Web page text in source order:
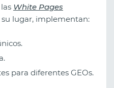
White Pages
lugar, implementan:
para diferentes GEOs.